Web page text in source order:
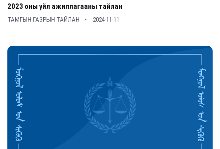
2023 оны үйл ажиллагааны тайлан
ТАМГЫН ГАЗРЫН ТАЙЛАН 2024-11-11